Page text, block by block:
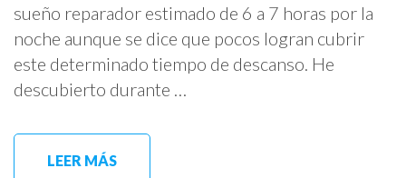
sueño reparador estimado de 6 a 7 horas por la
noche aunque se dice que pocos logran cubrir
este determinado tiempo de descanso. He
descubierto durante …
LEER MÁS